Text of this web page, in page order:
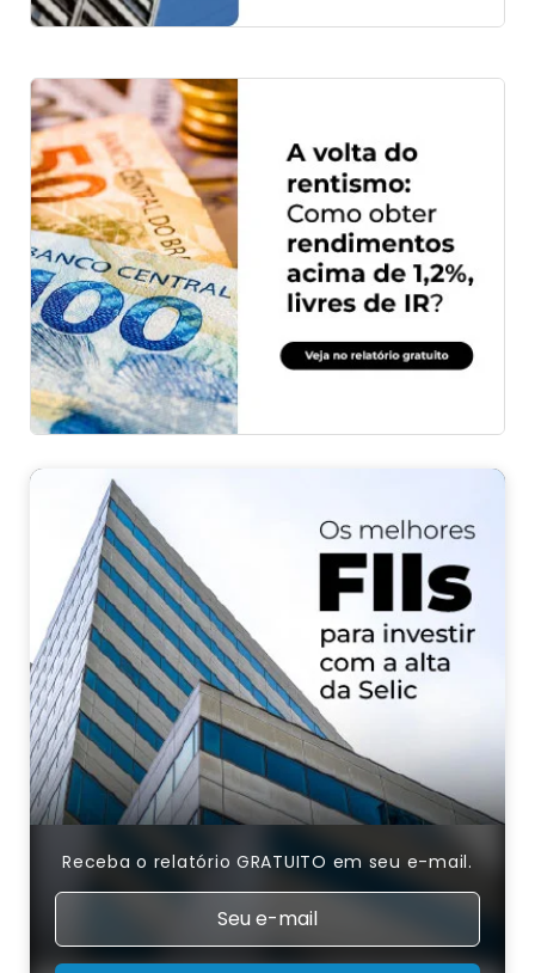
Receba o relatório GRATUITO em seu e-mail.